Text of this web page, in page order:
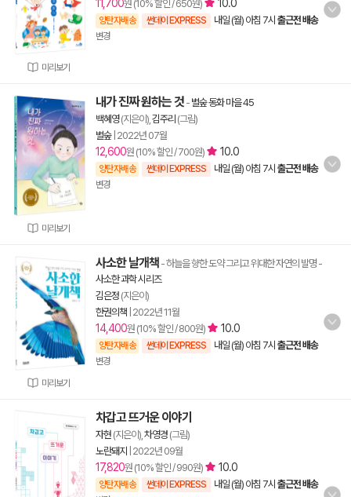
미리보기
11,700원 (10% 할인 / 650원) 10.0
양탄자배송 썬데이 EXPRESS 내일 (월) 아침 7시 출근전 배송
변경
미리보기
내가 진짜 원하는 것 - 별숲 동화 마을 45
백혜영(지은이), 김주리 (그림)
별숲| 2022년 07월
12,600원 (10% 할인 / 700원) 10.0
양탄자배송 썬데이 EXPRESS 내일 (월) 아침 7시 출근전 배송
변경
미리보기
사소한 날개책 - 하늘을 향한 도약 그리고 위대한 자연의 발명-
사소한 과학 시리즈
김은정 (지은이)
한권의책 2022년 11월
14,400원 (10% 할인 / 800원) 10.0
양탄자배송 썬데이 EXPRESS 내일 (월) 아침 7시 출근전 배송
변경
차갑고 뜨거운 이야기
자현 (지은이), 차영경 (그림)
노란돼지
2022년 09월
17,820원 (10% 할인 / 990원) 10.0
양탄자배송 썬데이 EXPRESS 내일 (월) 아침 7시 출근전 배송